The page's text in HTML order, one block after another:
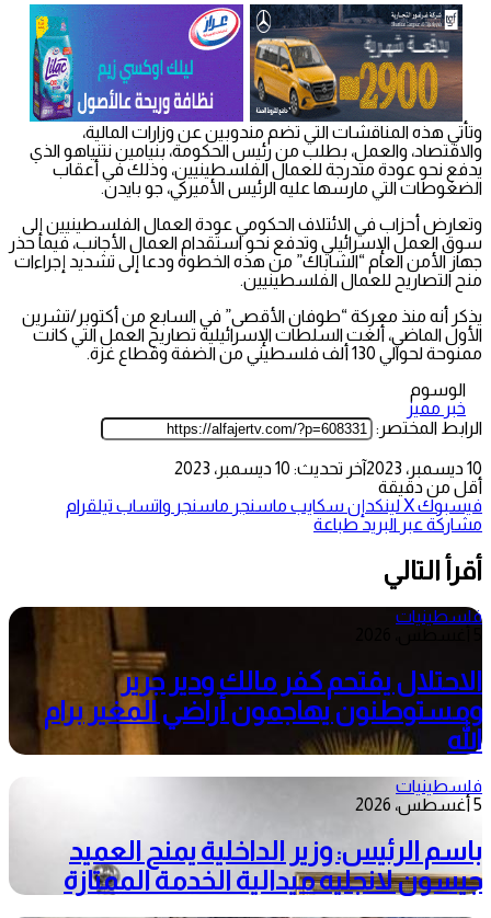
وتأتي هذه المناقشات التي تضم مندوبين عن وزارات المالية،
والاقتصاد، والعمل، بطلب من رئيس الحكومة، بنيامين نتنياهو الذي
يدفع نحو عودة متدرجة للعمال الفلسطينيين، وذلك في أعقاب
الضغوطات التي مارسها عليه الرئيس الأميركي، جو بايدن.
وتعارض أحزاب في الائتلاف الحكومي عودة العمال الفلسطينيين إلى
سوق العمل الإسرائيلي وتدفع نحو استقدام العمال الأجانب، فيما حذر
جهاز الأمن العام “الشاباك” من هذه الخطوة ودعا إلى تشديد إجراءات
منح التصاريح للعمال الفلسطينيين.
يذكر أنه منذ معركة “طوفان الأقصى” في السابع من أكتوبر/تشرين
الأول الماضي، ألغت السلطات الإسرائيلية تصاريح العمل التي كانت
ممنوحة لحوالي 130 ألف فلسطيني من الضفة وقطاع غزة.
الوسوم
خبر مميز
الرابط المختصر:
10 ديسمبر، 2023
آخر تحديث: 10 ديسمبر، 2023
أقل من دقيقة
فيسبوك‫Xلينكدإن سكايب ماسنجر ماسنجر واتساب تيلقرام
مشاركة عبر البريد طباعة
أقرأ التالي
فلسطينيات
الاحتلال يقتحم كفر مالك ودير جرير
ومستوطنون يهاجمون أراضي المغير برام
الله
فلسطينيات
5 أغسطس، 2026
باسم الرئيس: وزير الداخلية يمنح العميد
جيسون لانجليه ميدالية الخدمة الممتازة